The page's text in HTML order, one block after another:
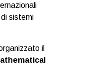
sistemi
il